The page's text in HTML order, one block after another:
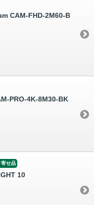
CAM-FHD-2M60-B
PRO-4K-8M30-BK
寄せ品
10